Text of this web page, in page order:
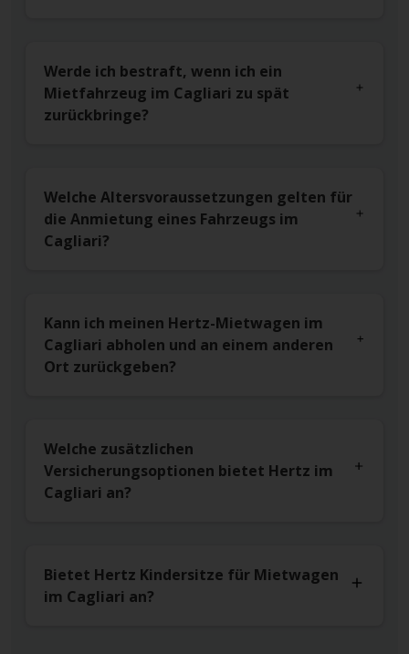
Werde ich bestraft, wenn ich ein
Mietfahrzeug im Cagliari zu spät
zurückbringe?
Welche Altersvoraussetzungen gelten für
die Anmietung eines Fahrzeugs im
Cagliari?
Kann ich meinen Hertz-Mietwagen im
Cagliari abholen und an einem anderen
Ort zurückgeben?
Welche zusätzlichen
Versicherungsoptionen bietet Hertz im
Cagliari an?
Bietet Hertz Kindersitze für Mietwagen
im Cagliari an?